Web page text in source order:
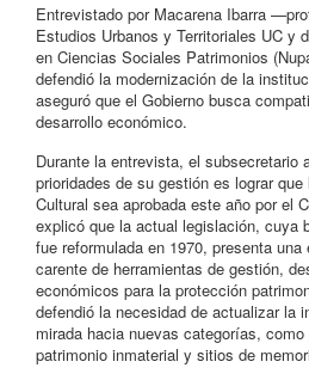
Entrevistado por Macarena Ibarra
Estudios Urbanos y Territoriales UC y
en Ciencias Sociales Patrimonios
defendió la modernización de la
aseguró que el Gobierno busca
desarrollo económico.
Durante la entrevista, el subsecretario
prioridades de su gestión es lograr
Cultural sea aprobada este año por el
explicó que la actual legislación, cuya
fue reformulada en 1970, presenta una
carente de herramientas de gestión,
económicos para la protección
defendió la necesidad de actualizar la
mirada hacia nuevas categorías,
patrimonio inmaterial y sitios de